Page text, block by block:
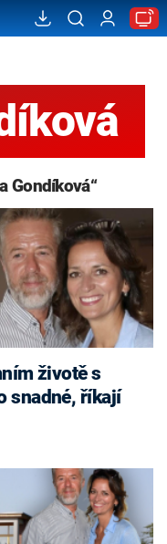
Gondíková“
životě s
snadné, říkají